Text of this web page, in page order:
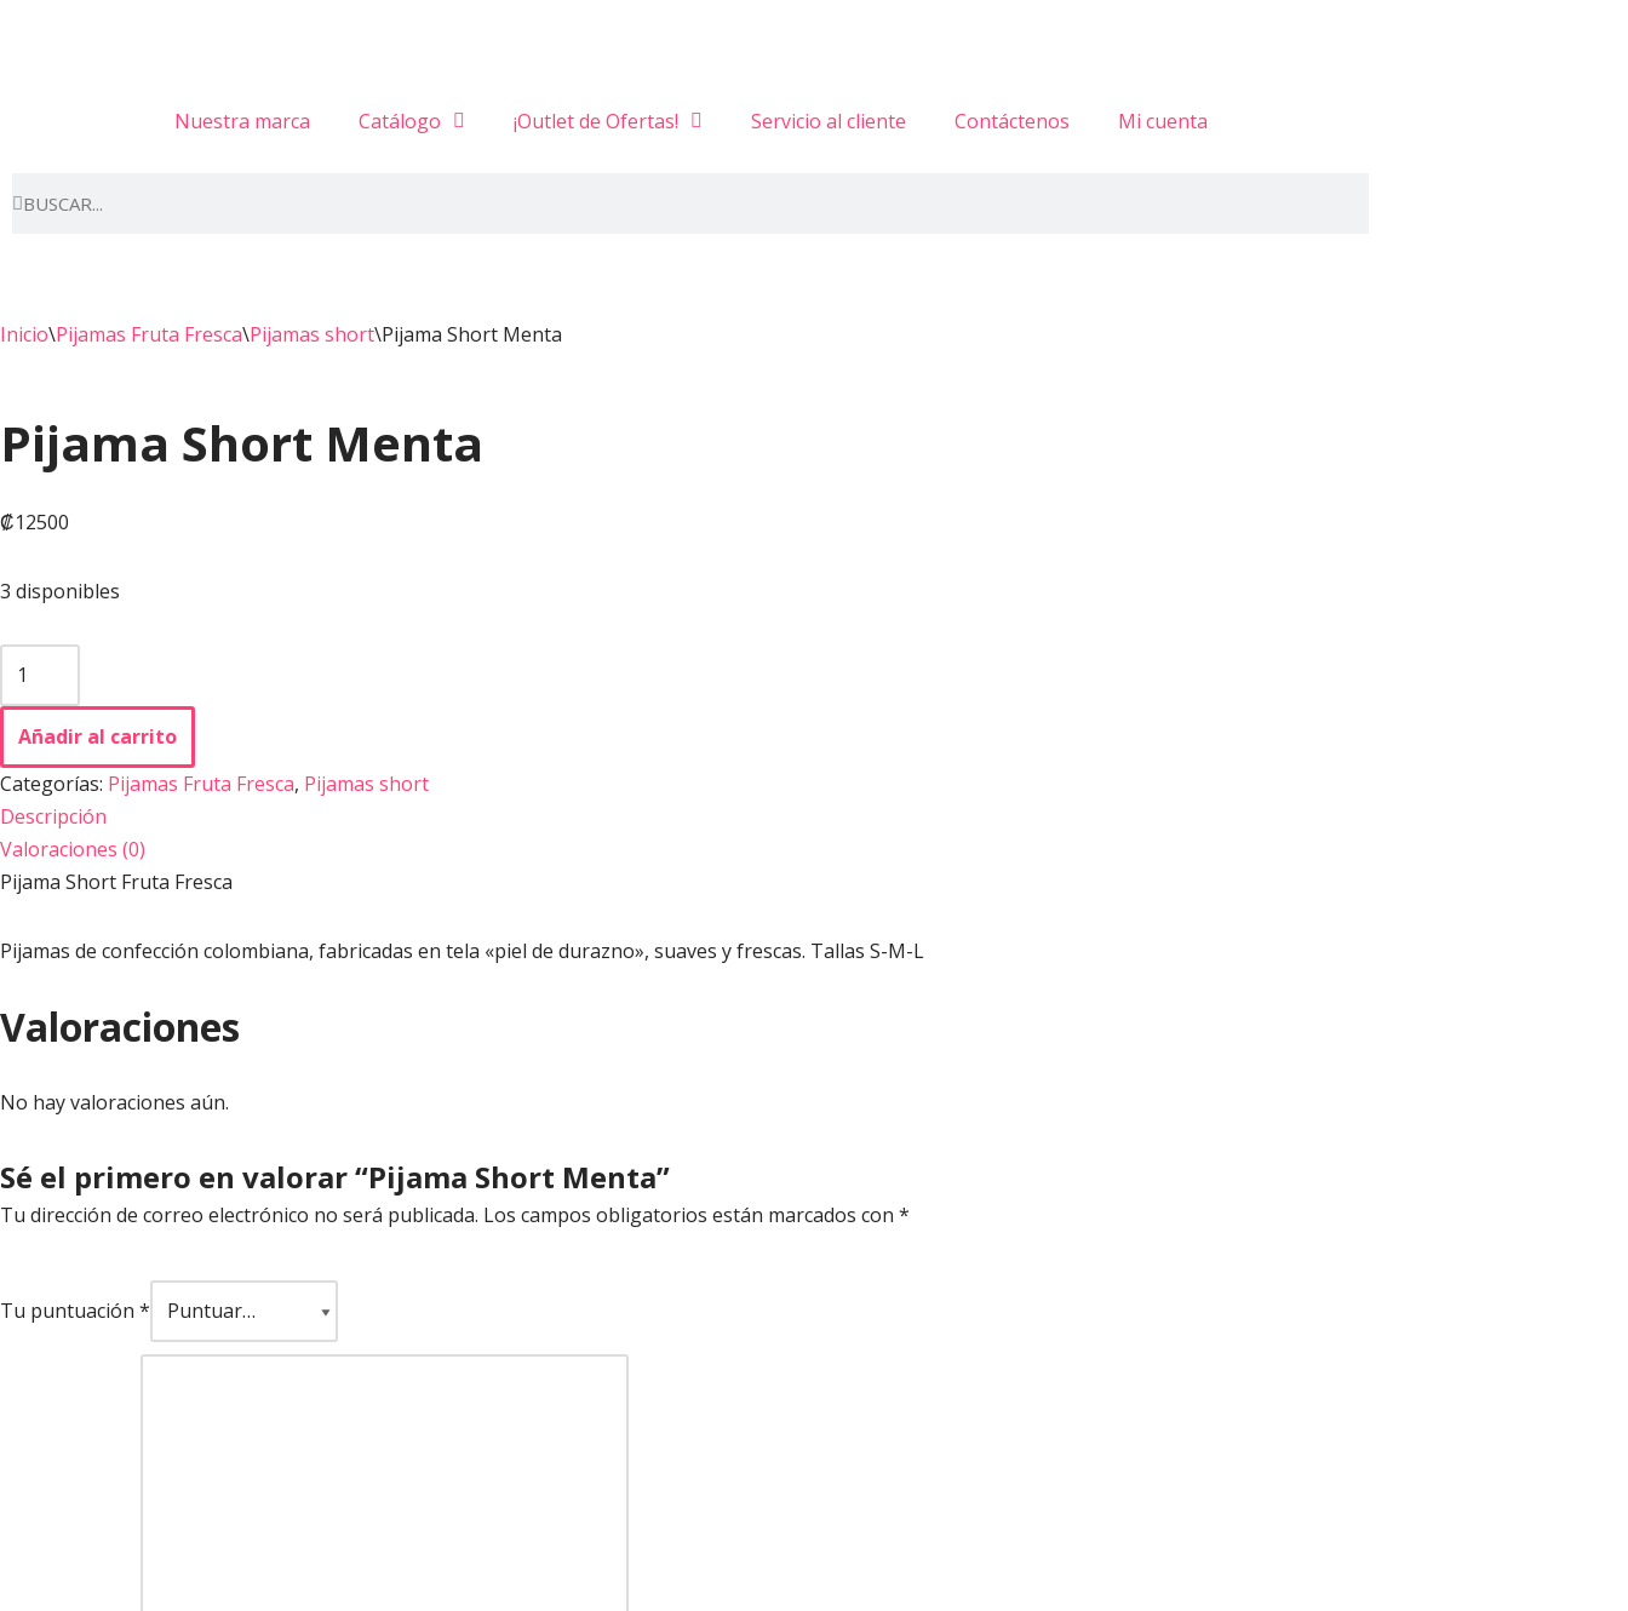
Nuestra marca Catálogo ¡Outlet de Ofertas! Servicio al cliente Contáctenos Mi cuenta
Inicio\Pijamas Fruta Fresca\Pijamas short\Pijama Short Menta
Pijama Short Menta
₡12500
3 disponibles
Añadir al carrito
Categorías: Pijamas Fruta Fresca, Pijamas short
Descripción
Valoraciones (0)
Pijama Short Fruta Fresca
Pijamas de confección colombiana, fabricadas en tela «piel de durazno», suaves y frescas. Tallas S-M-L
Valoraciones
No hay valoraciones aún.
Sé el primero en valorar “Pijama Short Menta”
Tu dirección de correo electrónico no será publicada. Los campos obligatorios están marcados con *
Tu puntuación *